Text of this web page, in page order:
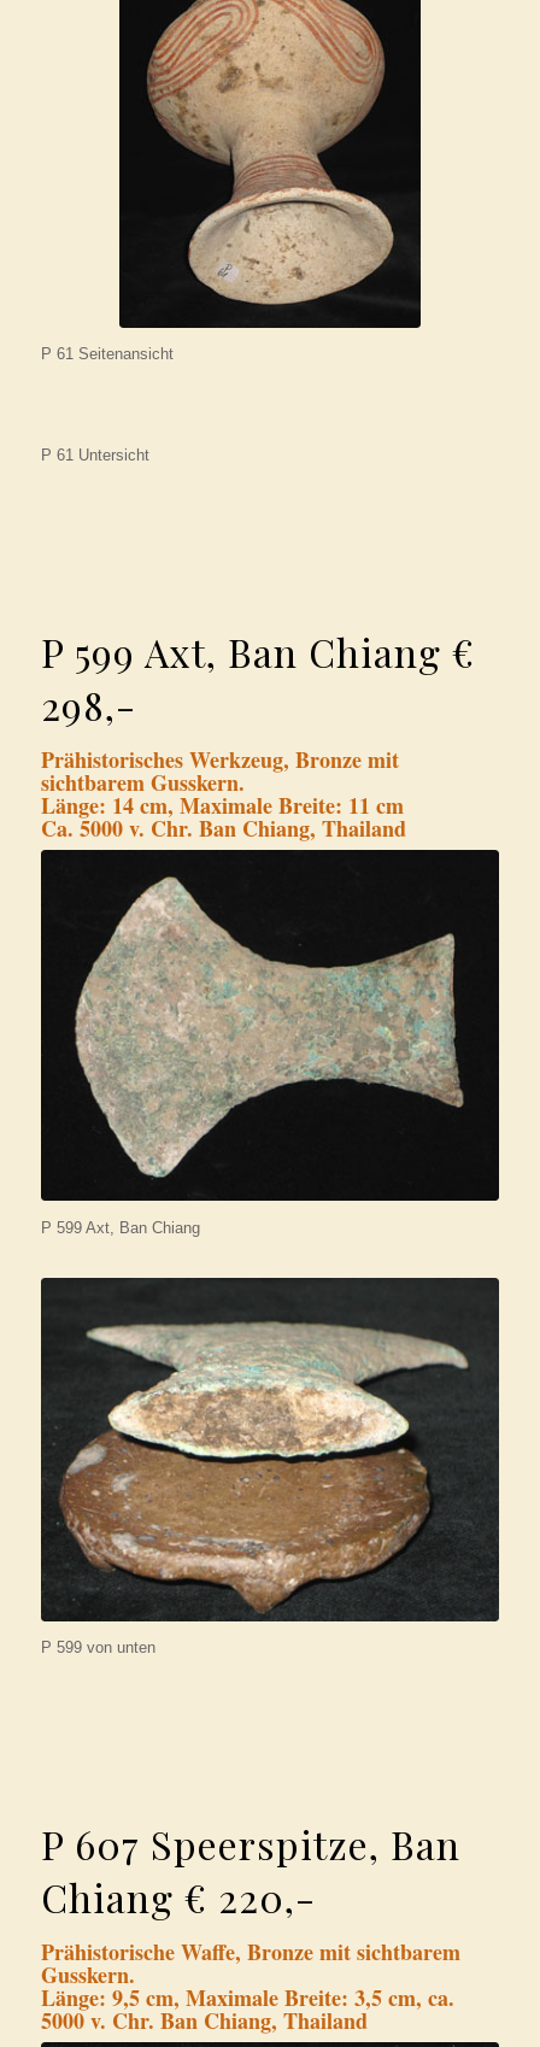
P 61 Seitenansicht
P 61 Untersicht
P 599 Axt, Ban Chiang €
298,-
Prähistorisches Werkzeug, Bronze mit
sichtbarem Gusskern.
Länge: 14 cm, Maximale Breite: 11 cm
Ca. 5000 v. Chr. Ban Chiang, Thailand
P 599 Axt, Ban Chiang
P 599 von unten
P 607 Speerspitze, Ban
Chiang € 220,-
Prähistorische Waffe, Bronze mit sichtbarem
Gusskern.
Länge: 9,5 cm, Maximale Breite: 3,5 cm, ca.
5000 v. Chr. Ban Chiang, Thailand